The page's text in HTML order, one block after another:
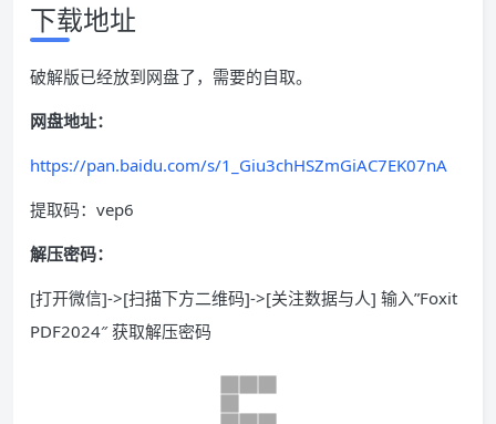
下载地址
破解版已经放到网盘了，需要的自取。
网盘地址：
https://pan.baidu.com/s/1_Giu3chHSZmGiAC7EK07nA
提取码：vep6
解压密码：
[打开微信]->[扫描下方二维码]->[关注数据与人] 输入”Foxit
PDF2024″ 获取解压密码